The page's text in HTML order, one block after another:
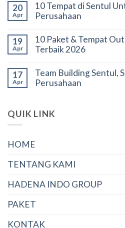
20
Apr
10 Tempat di Sentul
Perusahaan
19
Apr
10 Paket & Tempat
Terbaik 2026
17
Apr
Team Building Sentul,
Perusahaan
QUIK LINK
HOME
TENTANG KAMI
HADENA INDO GROUP
PAKET
KONTAK